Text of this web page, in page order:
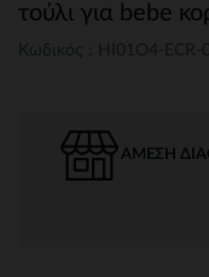
τούλι για bebe
ΆΜΕΣΗ